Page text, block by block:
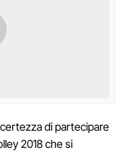
di partecipare
2018 che si